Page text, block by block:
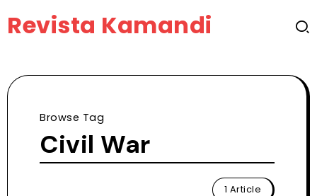
Revista Kamandi
Browse Tag
Civil War
1 Article